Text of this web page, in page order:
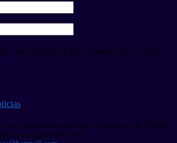
and website in this browser for the next
es un programa radial que se emite por la FM del
en la ciudad de Tacna.